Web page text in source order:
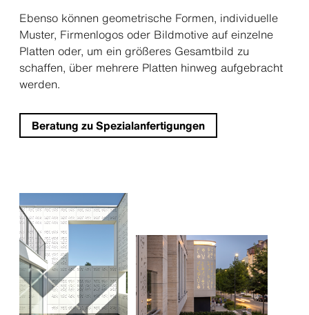
Ebenso können geometrische Formen, individuelle
Muster, Firmenlogos oder Bildmotive auf einzelne
Platten oder, um ein größeres Gesamtbild zu
schaffen, über mehrere Platten hinweg aufgebracht
werden.
Beratung zu Spezialanfertigungen